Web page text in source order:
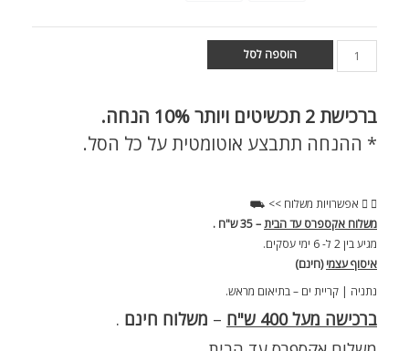
הוספה לסל
ברכישת
* ההנחה תתבצע אוטומטית על כל הסל.
אפשרויות משלוח >> ⛟
משלוח אקספרס עד הבית– 35 ש"ח .
מגיע בין 2 ל- 6 ימי עסקים.
איסוף עצמי(חינם)
נתניה | קריית ים – בתיאום מראש.
ברכישה מעל 400 ש"ח – משלוח חינם .